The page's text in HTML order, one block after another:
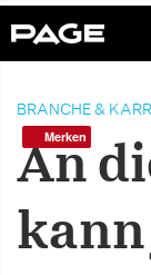
BRANCHE &
An
Merken